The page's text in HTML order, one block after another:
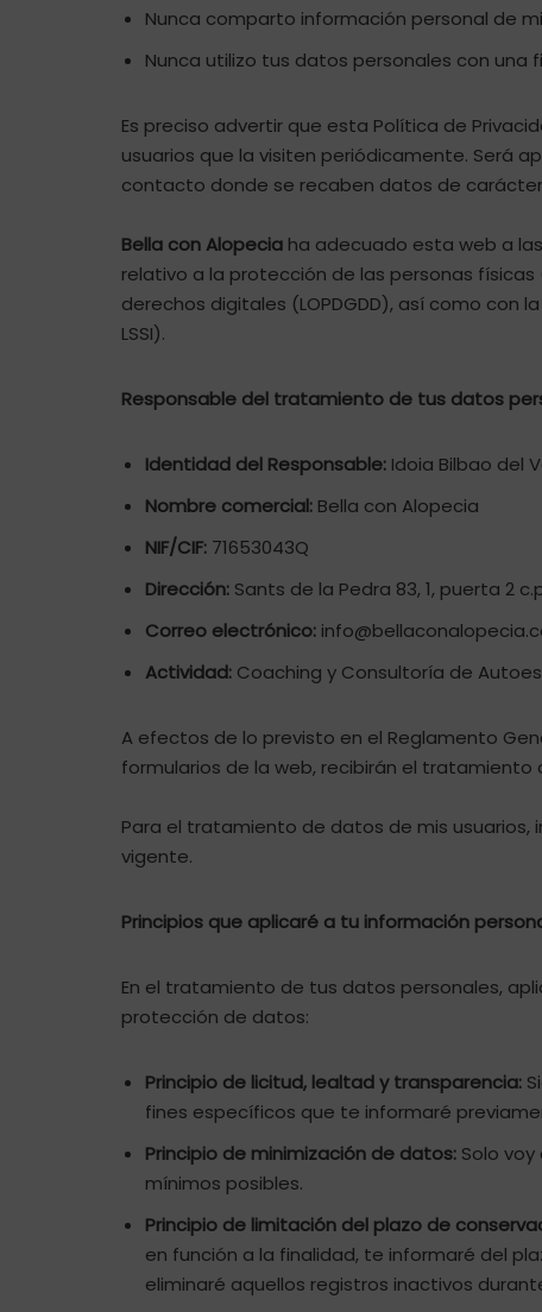
Nunca comparto información personal de
Nunca utilizo tus datos personales con
Es preciso advertir que esta Política de
usuarios que la visiten periódicamente. Será
contacto donde se recaben datos de
Bella con Alopecia ha adecuado esta web a
relativo a la protección de las personas físicas
derechos digitales (LOPDGDD), así como con
LSSI).
Responsable del tratamiento de tus datos
Identidad del Responsable: Idoia Bilbao del
Nombre comercial: Bella con Alopecia
NIF/CIF: 71653043Q
Dirección: Sants de la Pedra 83, 1, puerta 2
Correo electrónico:
Actividad: Coaching y Consultoría de
A efectos de lo previsto en el Reglamento
formularios de la web, recibirán el tratamiento
Para el tratamiento de datos de mis
vigente.
Principios que aplicaré a tu información
En el tratamiento de tus datos personales,
protección de datos:
Principio de licitud, lealtad y transparencia:
fines específicos que te informaré
Principio de minimización de datos: Solo
mínimos posibles.
Principio de limitación del plazo de
en función a la finalidad, te informaré del
eliminaré aquellos registros inactivos